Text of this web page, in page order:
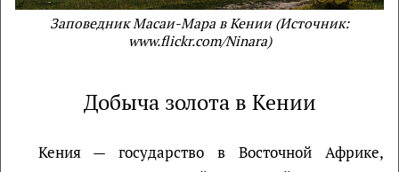
Заповедник Масаи-Мара в Кении (Источник:
www.flickr.com/Ninara)
Добыча золота в Кении
Кения — государство в Восточной Африке,